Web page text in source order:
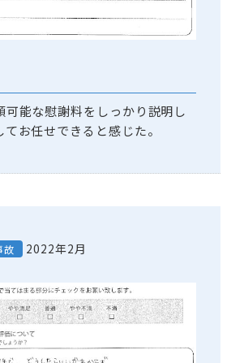
可能な慰謝料をしっかり説明し
お任せできると感じた。
故 2022年2月